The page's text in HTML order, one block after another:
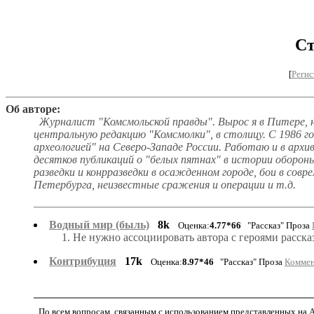
[
Об авторе:
Журналист "Комсмольской правды". Вырос я в Питере,
центральную редакцию "Комсмолки", в столицу. С 1986
археологией" на Северо-Западе России. Работаю и в
десятков публикаций о "белых пятнах" в истории
разведки и конрразведки в осажденном городе, бои в
Петербурга, неизвестные сражения и операции и т.д.
Водный мир (быль) 8k Оценка:4.77*66 "Рассказ" Проза
1. Не нужно ассоциировать автора с героями
Контрибуция
17k Оценка:8.97*46 "Рассказ" Проза
По всем вопросам, связанным с использованием представленных